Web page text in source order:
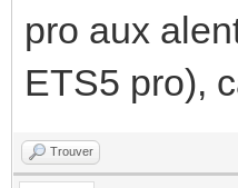
pro aux
ETS5 pro),
Trouver